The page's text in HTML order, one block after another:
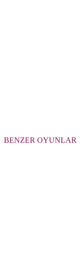
BENZER OYUNLAR